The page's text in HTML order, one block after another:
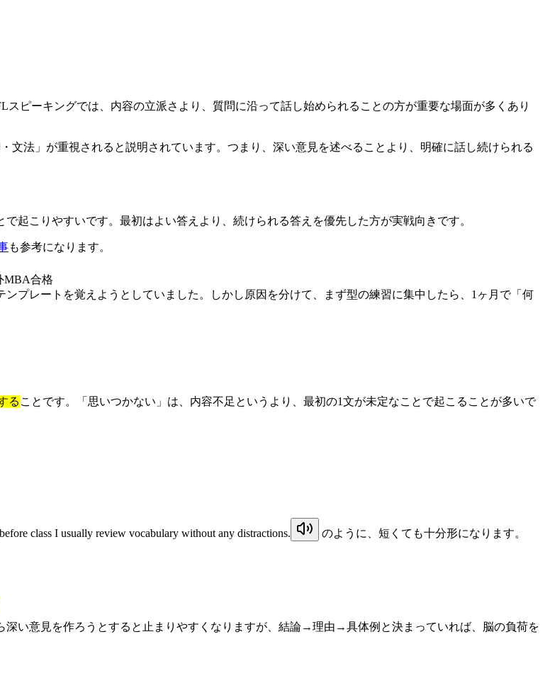
スピーキングでは、内容の立派さより、質問に沿って話し始められることの方が重要な場面が多くあり
文法」が重視されると説明されています。つまり、深い意見を述べることより、明確に話し続けられる
起こりやすいです。最初はよい答えより、続けられる答えを優先した方が実戦向きです。
も参考になります。
MBA合格
プレートを覚えようとしていました。しかし原因を分けて、まず型の練習に集中したら、1ヶ月で「何
る ことです。「思いつかない」は、内容不足というより、最初の1文が未定なことで起こることが多いで
class I usually review vocabulary without any distractions. のように、短くても十分形になります。
い意見を作ろうとすると止まりやすくなりますが、結論→理由→具体例と決まっていれば、脳の負荷を